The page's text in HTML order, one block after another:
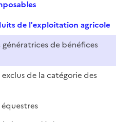
de l'exploitation agricole
de bénéfices
de la catégorie des